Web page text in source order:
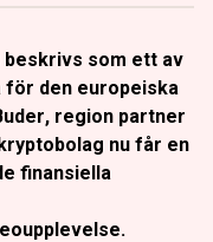
som ett av
den europeiska
, region partner
nu får en
finansiella